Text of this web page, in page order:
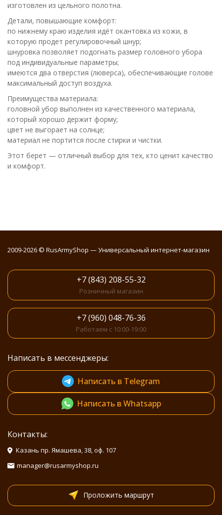
изготовлен из цельного полотна.
Детали, повышающие комфорт:
по нижнему краю изделия идёт окантовка из кожи, в
которую продет регулировочный шнур;
шнуровка позволяет подогнать размер головного убора
под индивидуальные параметры;
имеются два отверстия (люверса), обеспечивающие голове
максимальный доступ воздуха.
Преимущества материала:
головной убор выполнен из качественного материала,
который хорошо держит форму;
цвет не выгорает на солнце;
материал не портится после стирки и чистки.
Этот берет — отличный выбор для тех, кто ценит качество
и комфорт.
2009-2026 © RusArmyShop — Универсальный интернет-магазин
+7 (843) 208-55-32
Розничный магазин
+7 (960) 048-76-36
Работаем с 10:00-19:00
Написать в мессенджеры:
Написать в Telegram
Написать в Whatsapp
Контакты:
Казань пр. Ямашева, 38, оф. 107
manager@rusarmyshop.ru
Проложить маршрут